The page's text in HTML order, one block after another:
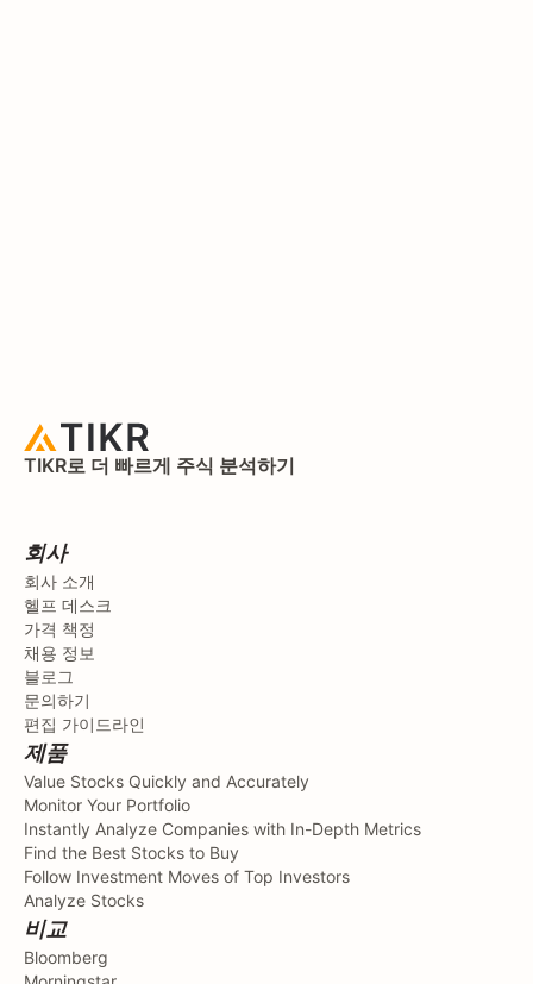
TIKR로 더 빠르게 주식 분석하기
회사
회사 소개
헬프 데스크
가격 책정
채용 정보
블로그
문의하기
편집 가이드라인
제품
Value Stocks Quickly and Accurately
Monitor Your Portfolio
Instantly Analyze Companies with In-Depth Metrics
Find the Best Stocks to Buy
Follow Investment Moves of Top Investors
Analyze Stocks
비교
Bloomberg